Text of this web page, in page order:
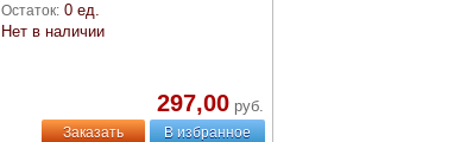
Остаток: 0 ед.
Нет в наличии
297,00 руб.
Заказать В избранное